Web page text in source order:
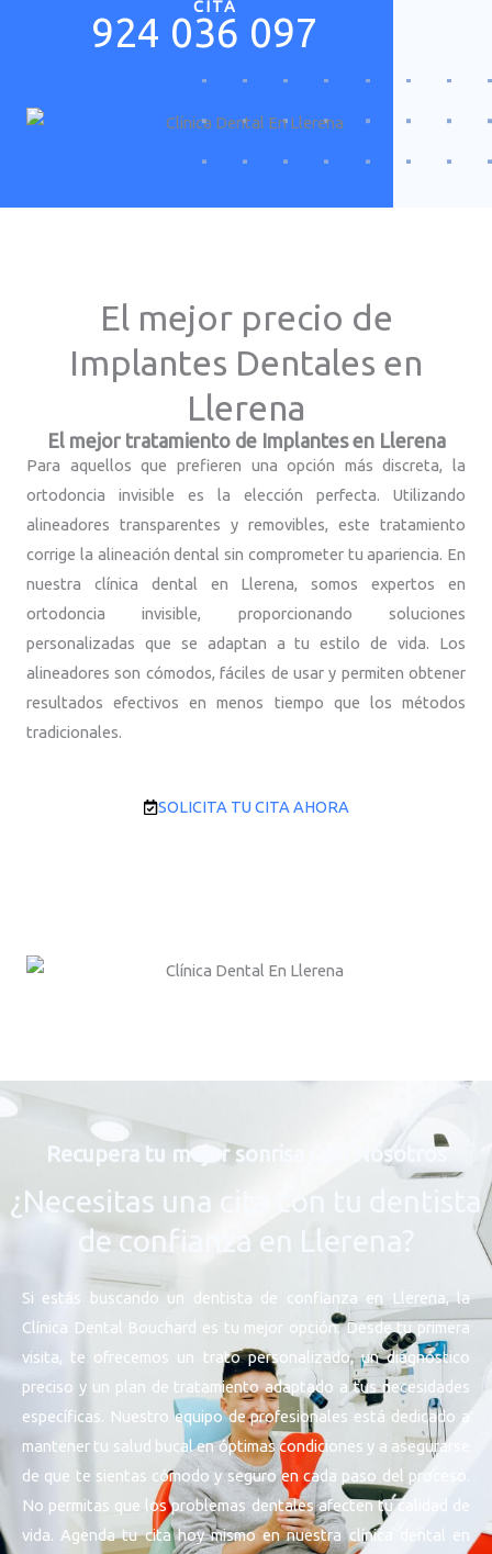
CITA
924 036 097
El mejor precio de
Implantes Dentales en
Llerena
El mejor tratamiento de Implantes en Llerena
Para aquellos que prefieren una opción más discreta, la
ortodoncia invisible es la elección perfecta. Utilizando
alineadores transparentes y removibles, este tratamiento
corrige la alineación dental sin comprometer tu apariencia. En
nuestra clínica dental en Llerena, somos expertos en
ortodoncia invisible, proporcionando soluciones
personalizadas que se adaptan a tu estilo de vida. Los
alineadores son cómodos, fáciles de usar y permiten obtener
resultados efectivos en menos tiempo que los métodos
tradicionales.
SOLICITA TU CITA AHORA
Recupera tu mejor sonrisa Con Nosotros
¿Necesitas una cita con tu dentista
de confianza en Llerena?
Si estás buscando un dentista de confianza en Llerena, la
Clínica Dental Bouchard es tu mejor opción. Desde tu primera
visita, te ofrecemos un trato personalizado, un diagnóstico
preciso y un plan de tratamiento adaptado a tus necesidades
específicas. Nuestro equipo de profesionales está dedicado a
mantener tu salud bucal en óptimas condiciones y a asegurarse
de que te sientas cómodo y seguro en cada paso del proceso.
No permitas que los problemas dentales afecten tu calidad de
vida. Agenda tu cita hoy mismo en nuestra clínica dental en